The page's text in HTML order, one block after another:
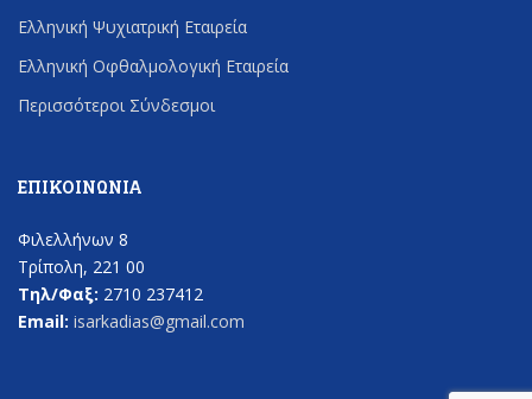
Ελληνική Ψυχιατρική Εταιρεία
Ελληνική Οφθαλμολογική Εταιρεία
Περισσότεροι Σύνδεσμοι
ΕΠΙΚΟΙΝΩΝΊΑ
Φιλελλήνων 8
Τρίπολη, 221 00
Τηλ/Φαξ: 2710 237412
Email: isarkadias@gmail.com